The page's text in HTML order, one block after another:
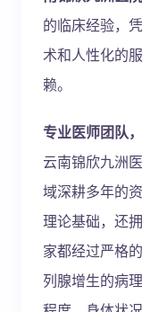
的临床经验，
术和人性化的
赖。
专业医师团队
云南锦欣九洲
域深耕多年的
理论基础，还
家都经过严格
列腺增生的病